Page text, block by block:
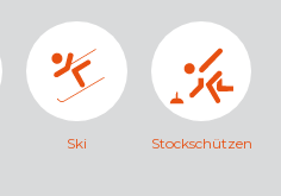
Ski Stockschützen